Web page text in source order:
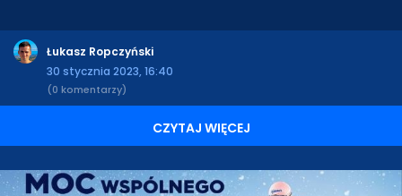
Łukasz Ropczyński
30 stycznia 2023, 16:40
(0 komentarzy)
CZYTAJ WIĘCEJ